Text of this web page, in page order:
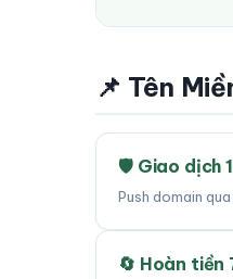
📌 Tên
🛡 Giao dịch
Push domain
🔄 Hoàn tiền